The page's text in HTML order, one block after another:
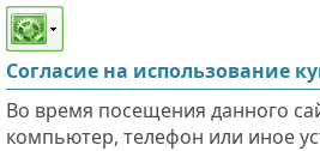
Этот сайт поддерживает
слабовидящих
Согласие на использование
Во время посещения данного
компьютер, телефон или иное